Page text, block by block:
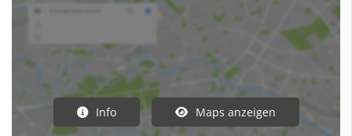
Info Maps anzeigen